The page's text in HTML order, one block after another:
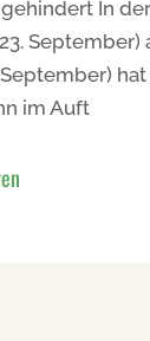
In
September)
im Auft